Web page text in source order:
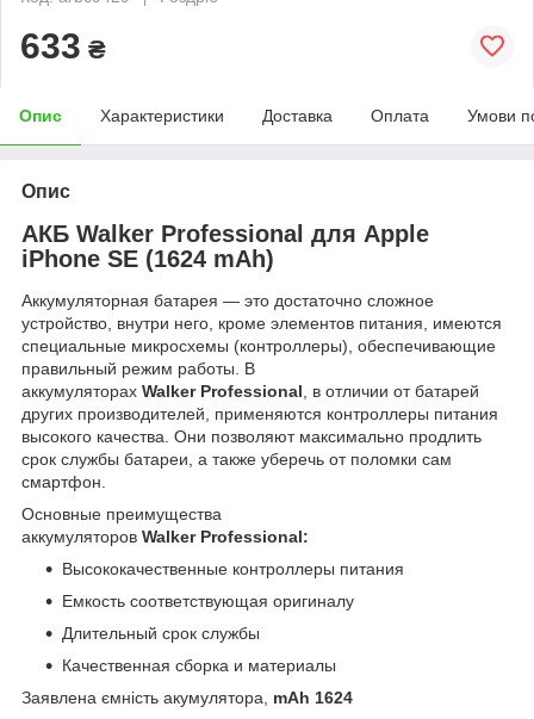
633 ₴
Опис Характеристики Доставка Оплата Умови
Опис
АКБ Walker Professional для Apple
iPhone SE (1624 mAh)
Аккумуляторная батарея ― это достаточно сложное
устройство, внутри него, кроме элементов питания, имеются
специальные микросхемы (контроллеры), обеспечивающие
правильный режим работы. В
аккумуляторах Walker Professional, в отличии от батарей
других производителей, применяются контроллеры питания
высокого качества. Они позволяют максимально продлить
срок службы батареи, а также уберечь от поломки сам
смартфон.
Основные преимущества
аккумуляторов Walker Professional:
Высококачественные контроллеры питания
Емкость соответствующая оригиналу
Длительный срок службы
Качественная сборка и материалы
Заявлена ємність акумулятора, mAh 1624